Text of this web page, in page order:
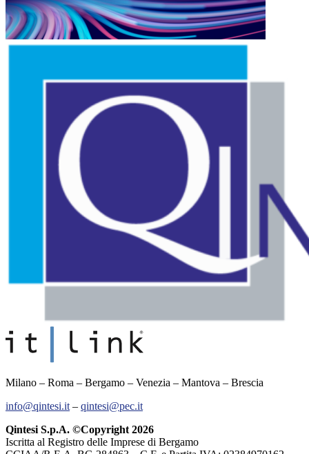
Milano – Roma – Bergamo – Venezia – Mantova – Brescia
info@qintesi.it – qintesi@pec.it
Qintesi S.p.A. ©Copyright 2026
Iscritta al Registro delle Imprese di Bergamo